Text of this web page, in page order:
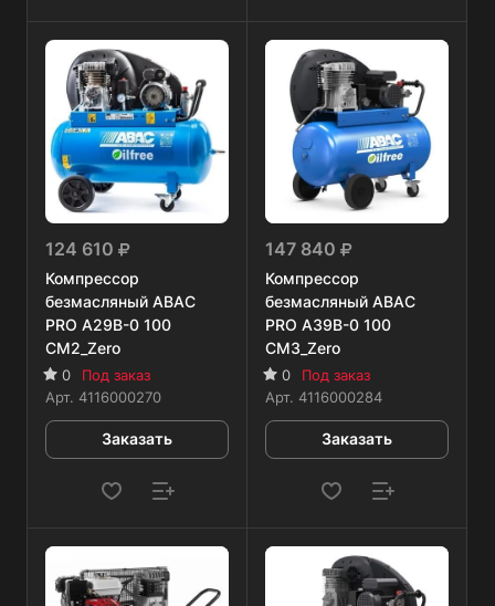
124 610
Компрессор
безмасляный ABAC
PRO A29B-0 100
CM2_Zero
0
Под заказ
Арт. 4116000270
Заказать
147 840
Компрессор
безмасляный ABAC
PRO A39B-0 100
CM3_Zero
0
Под заказ
Арт. 4116000284
Заказать